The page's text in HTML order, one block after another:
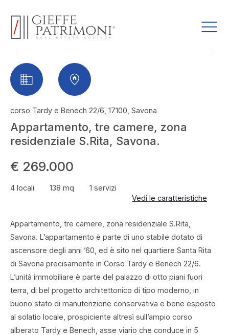
corso Tardy e Benech 22/6, 17100, Savona
Appartamento, tre camere, zona
residenziale S.Rita, Savona.
€ 269.000
4 locali 138 mq
1 servizi
Vedi le caratteristiche
Appartamento, tre camere, zona residenziale S.Rita,
Savona. L’appartamento è parte di uno stabile dotato di
ascensore degli anni ’60, ed è sito nel quartiere Santa Rita
di Savona precisamente in Corso Tardy e Benech 22/6.
L’unità immobiliare è parte del palazzo di otto piani fuori
terra, di bel progetto architettonico di tipo moderno, in
buono stato di manutenzione conservativa e bene esposto
al solatio locale, prospiciente altresì sull’ampio corso
alberato Tardy e Benech, asse viario che conduce in 5